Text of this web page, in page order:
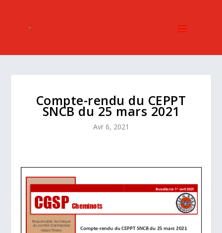
Compte-rendu du CEPPT
SNCB du 25 mars 2021
Avr 6, 2021